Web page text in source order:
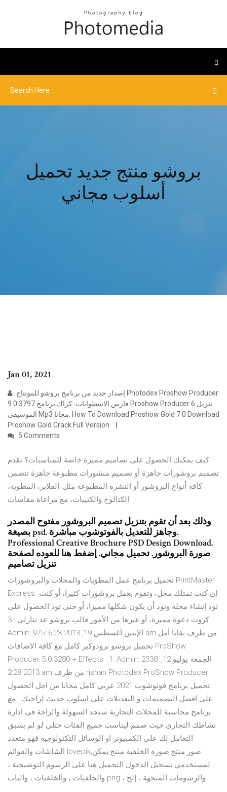
بروشو منتج جديد تحميل
أسلوب مجاني
Jan 01, 2021
9 0 3797 فارس الاسطوانات. كراك برنامج Proshow Producer 6 تنزيل
الموسيقى Mp3 مجانا. How To Download Proshow Gold 7 0 Download
Proshow Gold Crack Full Version
5 Comments
كيف يمكنك الحصول على تصاميم مميزة خاصة للمناسبات؟ نقدم
تصميم بروشورات جاهزة أو تصميم منشورات مطبوعة جاهزة تتضمن
كافة أنواع البروشور أو النشرة المطبوعة مثل: الفلاير، المطوية،
الكتالوج والكتيبات، مع مراعاة مقاسات
وذلك بعد أن تقوم بتنزيل تصميم البروشور مفتوح المصدر
بصيغة psd. وجاهز للتعديل بالفوتوشوب مباشرة.
Professional Creative Brochure PSD Design Download.
صورة البروشور. تحميل مجاني. إضغط هنا للعوده لصفحة
تنزيل تصاميم
تحميل برنامج عمل المطويات والمجلات والبروشورات PrintMaster
Express. إن كنت تمتلك محل، وتقوم بعمل بروشورات كثيرا، أو كنت
تود إنشاء مجلة وتود أن يكون شكلها مميزا، أو حتى تود الحصول على
كروت دعوة مميزة، أو غيرها من الأمور قالب بروشو عد تنازلي : 3:
Admin: 975: الإثنين أغسطس 19, 2013 6:23 am من طرف بقايا أمل
تحميل بروشو برودوكير كامل مع كافة الاضافات ProShow
Producer 5.0.3280 + Effects : 1: Admin: 2338: الجمعة يوليو 12,
2013 2:28 am من طرف rishan Photodex ProShow Producer
تحميل برنامج فوتوشوب 2021 عربي كامل مجانا من اجل الحصول
على افضل التصميمات و التعديلات على اسلوب حديث لراحتك . مع
برنامج محاسبة للمحلات التجارية ستجد السهولة والراحة فى ادارة
نشاطك التجارى حيث صمم ليناسب جميع الفئات حتلى لو لم يسبق
التعامل لك على الكمبيوتر او الوسائل التكنولوجية فهو متعدد
الشاشات والقوائم lovepik,صور منتج,صورة الخلفية منتج,يمكن
لمستخدمي تسجيل الدخول التحميل هنا على الرسوم التوضيحية ،
والخلفيات ، والخلفيات ، والباب png ، والرسومات المتجهة ، إلخ.